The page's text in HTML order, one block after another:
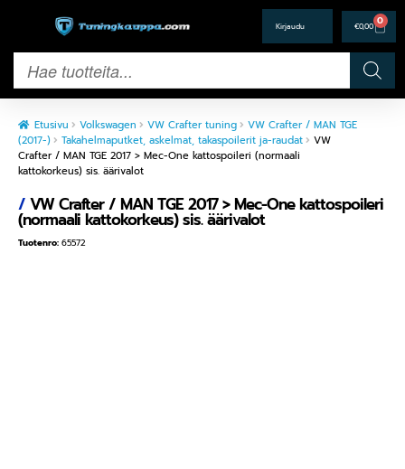
€0,00 0
Etusivu Volkswagen VW Crafter tuning
VW Crafter / MAN TGE
(2017-)
Takahelmaputket, askelmat, takaspoilerit ja-raudat
VW
Crafter / MAN TGE 2017 > Mec-One kattospoileri (normaali
kattokorkeus) sis. äärivalot
/VW Crafter / MAN TGE 2017 > Mec-One kattospoileri
(normaali kattokorkeus) sis. äärivalot
Tuotenro: 65572